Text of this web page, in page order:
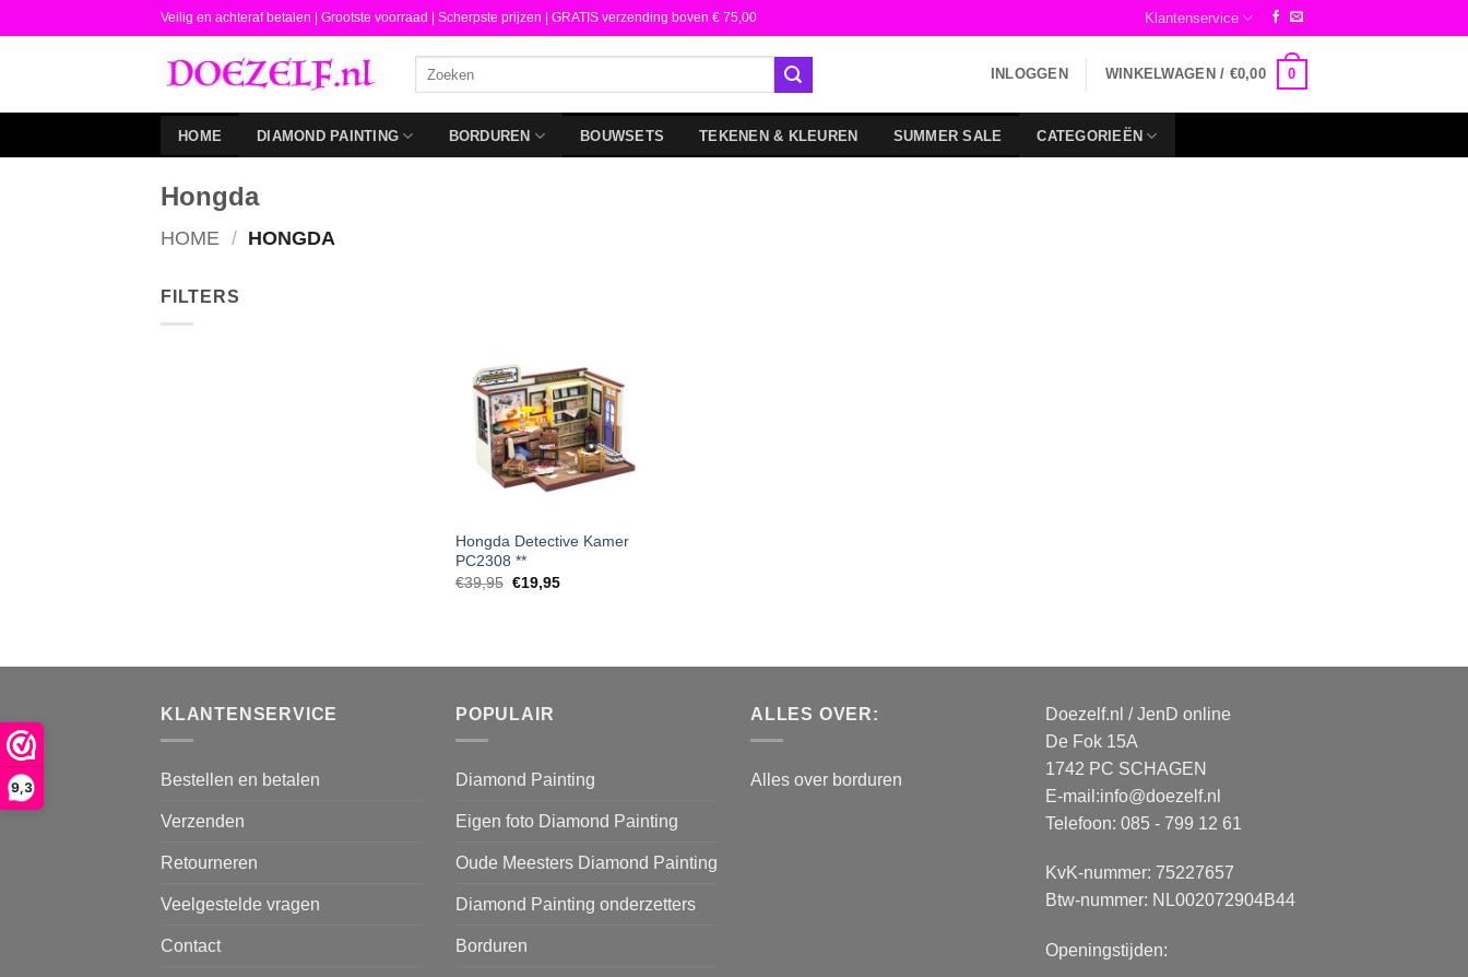
9,3
naar
Veilig en achteraf betalen | Grootste voorraad | Scherpste prijzen | GRATIS verzending boven € 75,00 Klantenservice
INLOGGEN WINKELWAGEN / €0,00 0
HOME DIAMOND PAINTING BORDUREN BOUWSETS TEKENEN & KLEUREN SUMMER SALE CATEGORIEËN
Hongda
HOME / HONGDA
FILTERS
Hongda Detective Kamer
PC2308 **
€39,95 Oorspronkelijke
€19,95Huidige
KLANTENSERVICE
Bestellen en betalen
Verzenden
Retourneren
Veelgestelde vragen
Contact
POPULAIR
Diamond Painting
Eigen foto Diamond Painting
Oude Meesters Diamond Painting
Diamond Painting onderzetters
Borduren
ALLES OVER:
Alles over borduren
Doezelf.nl / JenD online
De Fok 15A
1742 PC SCHAGEN
E-mail:info@doezelf.nl
Telefoon: 085 - 799 12 61
KvK-nummer: 75227657
Btw-nummer: NL002072904B44
Openingstijden: